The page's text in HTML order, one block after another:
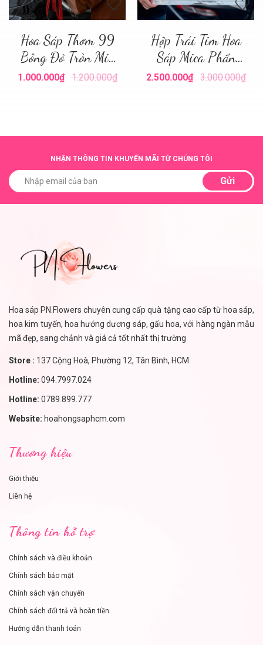
Hoa Sáp Thơm 99
Bông Đỏ Tròn Mix
Giấy
1.000.000₫ 1.200.000₫
Hộp Trái Tim Hoa
Sáp Mica Phấn
Nhạt
2.500.000₫ 3.000.000₫
NHẬN THÔNG TIN KHUYẾN MÃI TỪ CHÚNG TÔI
Gửi
Hoa sáp PN.Flowers chuyên cung cấp quà tặng cao cấp từ hoa sáp,
hoa kim tuyến, hoa hướng dương sáp, gấu hoa, với hàng ngàn mẫu
mã đẹp, sang chảnh và giá cả tốt nhất thị trường
Store : 137 Cộng Hoà, Phường 12, Tân Bình, HCM
Hotline: 094.7997.024
Hotline: 0789.899.777
Website: hoahongsaphcm.com
Thương hiệu
Giới thiệu
Liên hệ
Thông tin hỗ trợ
Chính sách và điều khoản
Chính sách bảo mật
Chính sách vận chuyển
Chính sách đổi trả và hoàn tiền
Hướng dẫn thanh toán